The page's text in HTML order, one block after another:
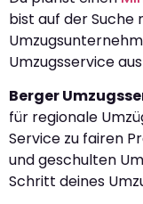
bist auf der Suche
Umzugsservice
Berger
für regionale
Service zu fairen
und geschulten
Schritt deines